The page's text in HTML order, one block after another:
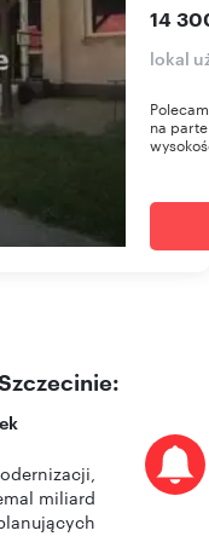
14
lokal
na
miliard